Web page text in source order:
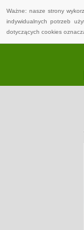
Ważne: nasze strony
indywidualnych potrzeb
dotyczących cookies